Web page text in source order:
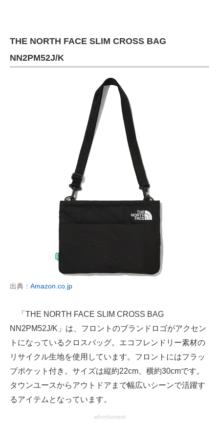
エネルギーの専門メディア
建設×テクノロジーの最前線
ちょっと気になるネットの話題
THE NORTH FACE SLIM CROSS BAG
NN2PM52J/K
出典： Amazon.co.jp
「THE NORTH FACE SLIM CROSS BAG
NN2PM52J/K」は、フロントのブランドロゴがアクセン
トになっているクロスバッグ。エコフレンドリー素材の
リサイクル生地を使用しています。フロントにはフラッ
プポケット付き。サイズは縦約22cm、横約30cmです。
タウンユースからアウトドアまで幅広いシーンで活躍す
るアイテムとなっています。
advertisement